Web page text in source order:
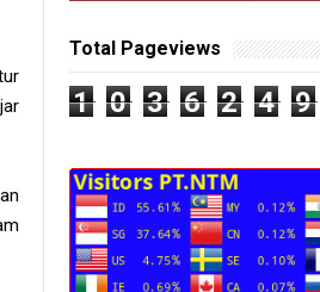
Total Pageviews
1 0 3 6 2 4 9